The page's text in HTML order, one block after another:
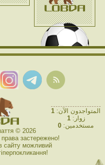
© 2026
права застережено!
сайту можливий
المتواجدون الآن: 1
زوار:1
مستخدمين: 0